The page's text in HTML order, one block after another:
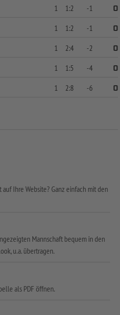
1 1:2 -1
0
1 1:2 -1
0
1 2:4 -2
0
1 1:5 -4
0
1 2:8 -6 0
Ihre Website? Ganz einfach mit den
Mannschaft bequem in den
u.a. übertragen.
als PDF öffnen.